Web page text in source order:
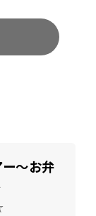
～お弁